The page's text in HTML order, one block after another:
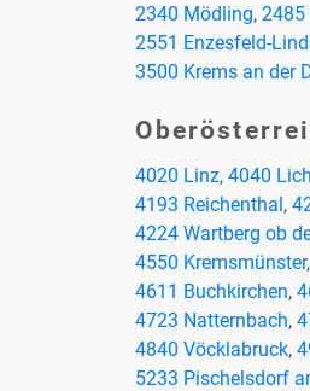
2340 Mödling, 2485
2551 En­zes­feld-
3500 Krems an der
4020 Linz, 4040
4193 Rei­chen­thal,
4224 Wart­berg ob
4550 Krems­müns­ter,
4611 Buch­kir­chen,
4723 Nat­tern­bach,
4840 Vöck­la­bruck,
5233 Pi­schels­dorf